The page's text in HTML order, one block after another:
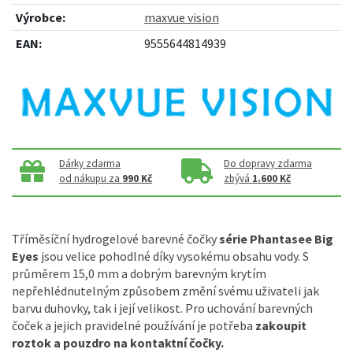
Výrobce:
maxvue vision
EAN:
9555644814939
Dárky zdarma
od nákupu za 990 Kč
Do dopravy zdarma
zbývá 1.600 Kč
Tříměsíční hydrogelové barevné čočkysérie Phantasee Big
Eyes jsou velice pohodlné díky vysokému obsahu vody. S
průměrem 15,0 mm a dobrým barevným krytím
nepřehlédnutelným způsobem změní svému uživateli jak
barvu duhovky, tak i její velikost. Pro uchování barevných
čoček a jejich pravidelné používání je potřeba zakoupit
roztok a pouzdro na kontaktní čočky.